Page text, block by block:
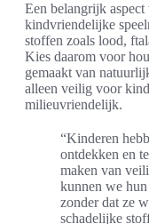
Een belangrijk
kindvriendelijke
stoffen zoals lood,
Kies daarom voor
gemaakt van
alleen veilig voor
milieuvriendelijk.
“Kinderen
ontdekken en
maken van
kunnen we
zonder dat ze
schadelijke